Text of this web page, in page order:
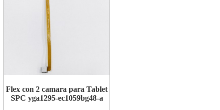
Flex con 2 camara para Tablet
SPC yga1295-ec1059bg48-a